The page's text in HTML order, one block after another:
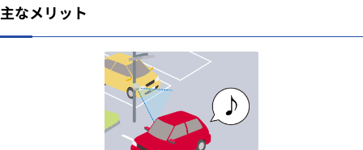
主なメリット